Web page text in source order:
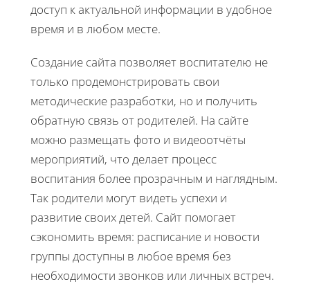
доступ к актуальной информации в удобное
время и в любом месте.
Создание сайта позволяет воспитателю не
только продемонстрировать свои
методические разработки, но и получить
обратную связь от родителей. На сайте
можно размещать фото и видеоотчёты
мероприятий, что делает процесс
воспитания более прозрачным и наглядным.
Так родители могут видеть успехи и
развитие своих детей. Сайт помогает
сэкономить время: расписание и новости
группы доступны в любое время без
необходимости звонков или личных встреч.